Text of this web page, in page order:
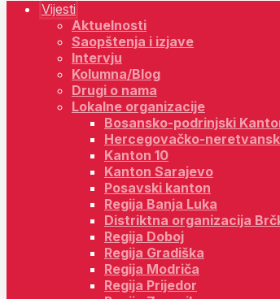
Vijesti
Aktuelnosti
Saopštenja i izjave
Intervju
Kolumna/Blog
Drugi o nama
Lokalne organizacije
Bosansko-podrinjski
Hercegovačko-
Kanton 10
Kanton Sarajevo
Posavski kanton
Regija Banja Luka
Distriktna organizacija
Regija Doboj
Regija Gradiška
Regija Modriča
Regija Prijedor